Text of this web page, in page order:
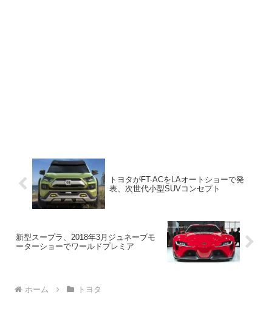
トヨタがFT-ACをLAオートショーで発
表、次世代小型SUVコンセプト
新型スープラ、2018年3月ジュネーブモ
ーターショーでワールドプレミア
ホーム トヨタ